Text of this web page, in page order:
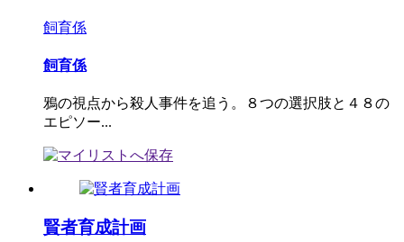
飼育係
飼育係
鴉の視点から殺人事件を追う。８つの選択肢と４８の
エピソー...
賢者育成計画